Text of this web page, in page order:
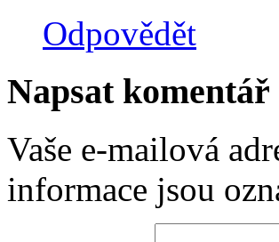
Odpovědět
Napsat komentář
Vaše e-mailová
informace jsou